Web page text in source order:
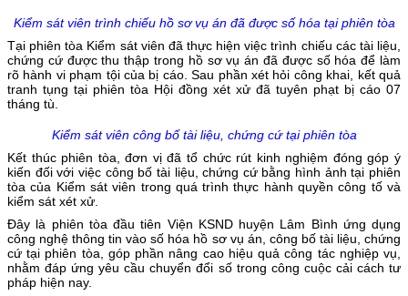
Kiểm sát viên trình chiếu hồ sơ vụ án đã được số hóa tại phiên tòa
Tại phiên tòa Kiểm sát viên đã thực hiện việc trình chiếu các tài liệu,
chứng cứ được thu thập trong hồ sơ vụ án đã được số hóa để làm
rõ hành vi phạm tội của bị cáo. Sau phần xét hỏi công khai, kết quả
tranh tụng tại phiên tòa Hội đồng xét xử đã tuyên phạt bị cáo 07
tháng tù.
Kiểm sát viên công bố tài liệu, chứng cứ tại phiên tòa
Kết thúc phiên tòa, đơn vị đã tổ chức rút kinh nghiệm đóng góp ý
kiến đối với việc công bố tài liệu, chứng cứ bằng hình ảnh tại phiên
tòa của Kiểm sát viên trong quá trình thực hành quyền công tố và
kiểm sát xét xử.
Đây là phiên tòa đầu tiên Viện KSND huyện Lâm Bình ứng dụng
công nghệ thông tin vào số hóa hồ sơ vụ án, công bố tài liệu, chứng
cứ tại phiên tòa, góp phần nâng cao hiệu quả công tác nghiệp vụ,
nhằm đáp ứng yêu cầu chuyển đổi số trong công cuộc cải cách tư
pháp hiện nay.